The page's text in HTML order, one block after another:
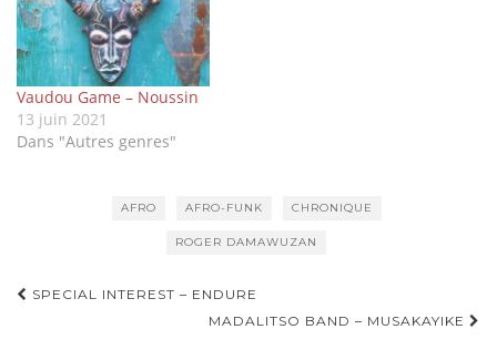
Vaudou Game – Noussin
13 juin 2021
Dans "Autres genres"
AFRO AFRO-FUNK CHRONIQUE
ROGER DAMAWUZAN
Navigation
SPECIAL INTEREST – ENDURE
MADALITSO BAND – MUSAKAYIKE